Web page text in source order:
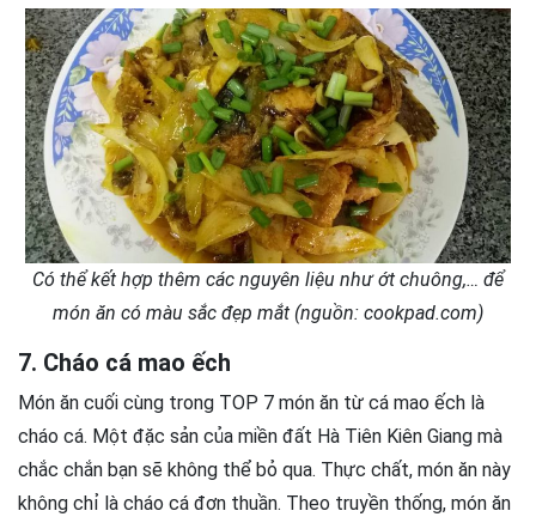
Có thể kết hợp thêm các nguyên liệu như ớt chuông,… để
món ăn có màu sắc đẹp mắt (nguồn: cookpad.com)
7. Cháo cá mao ếch
Món ăn cuối cùng trong TOP 7 món ăn từ cá mao ếch là
cháo cá. Một đặc sản của miền đất Hà Tiên Kiên Giang mà
chắc chắn bạn sẽ không thể bỏ qua. Thực chất, món ăn này
không chỉ là cháo cá đơn thuần. Theo truyền thống, món ăn